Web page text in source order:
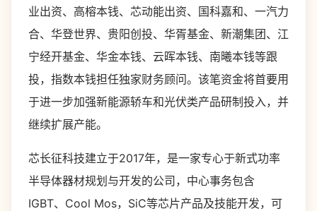
业出资、高榕本钱、芯动能出资、国科嘉和、一汽力
合、华登世界、贵阳创投、华胥基金、新潮集团、江
宁经开基金、华金本钱、云晖本钱、南曦本钱等跟
投，指数本钱担任独家财务顾问。该笔资金将首要用
于进一步加强新能源轿车和光伏类产品研制投入，并
继续扩展产能。
芯长征科技建立于2017年，是一家专心于新式功率
半导体器材规划与开发的公司，中心事务包含
IGBT、Cool Mos，SiC等芯片产品及技能开发，可